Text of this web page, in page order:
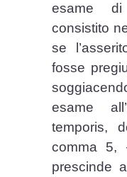
esame
consistito
se
fosse
esame
temporis,
comma 5,
prescinde